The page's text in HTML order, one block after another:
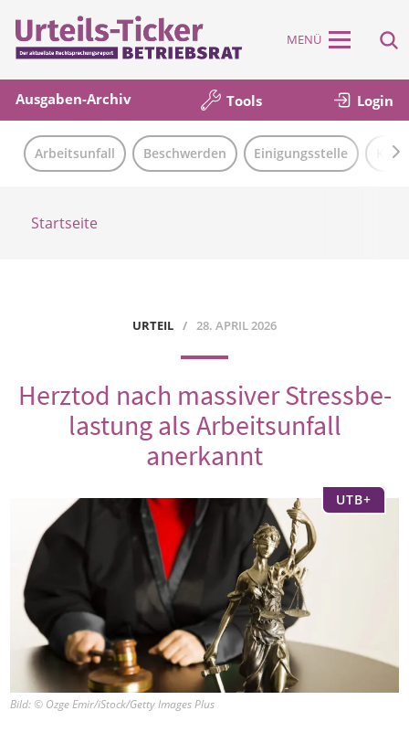
MENÜ
Ausgaben-Archiv Tools Login
Arbeitsunfall Beschwerden Einigungsstelle
Startseite
URTEIL 28. APRIL 2026
Herztod nach massiver Stressbe­
lastung als Arbeitsunfall
anerkannt
UTB+
Bild: © Ozge Emir/iStock/Getty Images Plus